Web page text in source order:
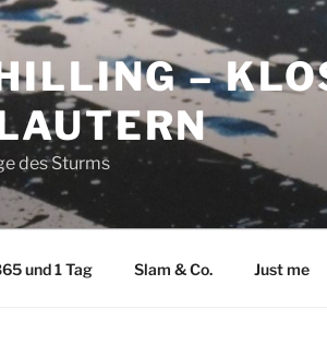
–
des Sturms
und 1 Tag Slam & Co. Just me